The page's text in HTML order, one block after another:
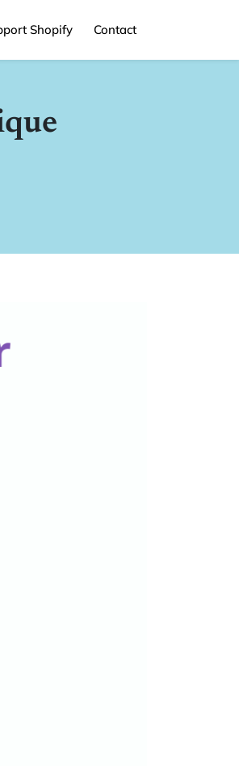
Shopify Contact